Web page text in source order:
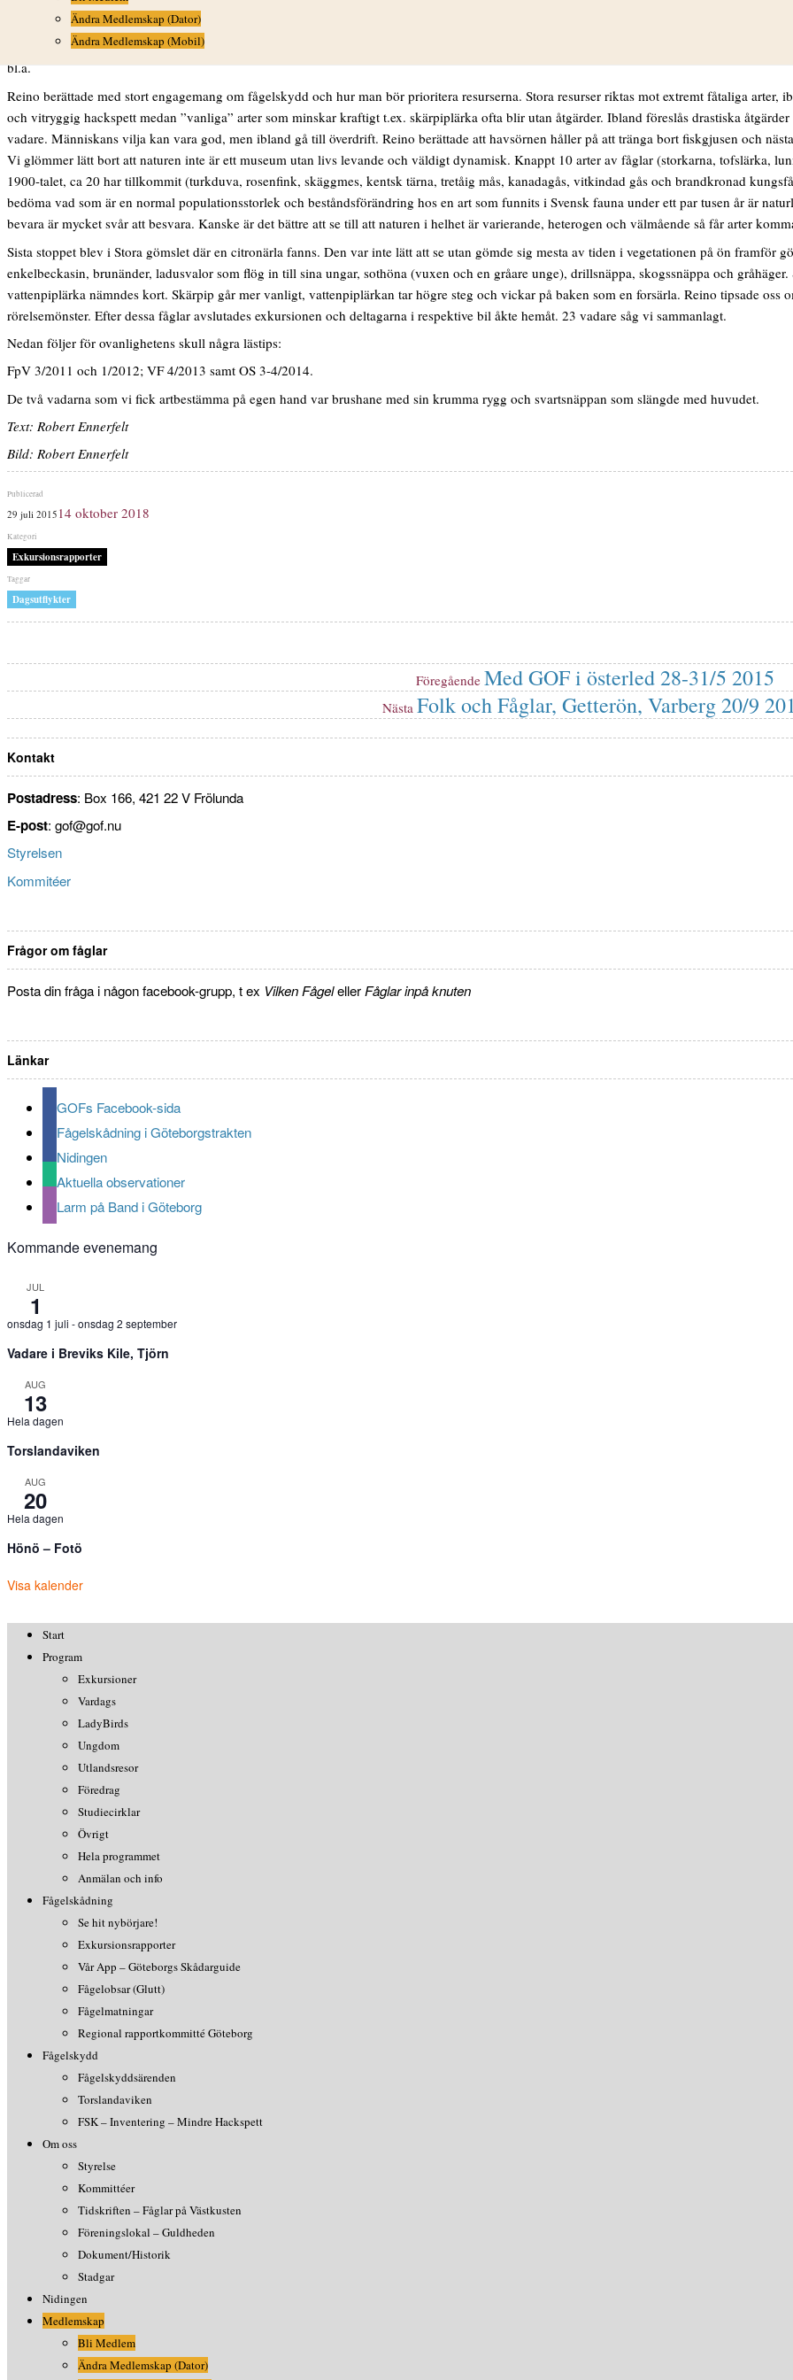
Ändra Medlemskap (Dator)
Ändra Medlemskap (Mobil)
I skydd för regn men inte för blåst tog vi plats i obshuset som nu utrustats med en ramp (för rullstolar?). Reino testade våra kunskaper och
sidan reservatet. De första fåglarna var krumma med böjda ryggar och såg gamla ut. De andra slängde med huvudet när de gick. (vilka det
kärrhökar, ett par kanske, flög utanför reservatet. De vanliga gässen såg vi också samt skärfläckor, gluttsnäppor, strandskator, ljungpipare,
bl.a.
Reino berättade med stort engagemang om fågelskydd och hur man bör prioritera resurserna. Stora resurser riktas mot extremt fåtaliga arter,
och vitryggig hackspett medan ”vanliga” arter som minskar kraftigt t.ex. skärpiplärka ofta blir utan åtgärder. Ibland föreslås drastiska
vadare. Människans vilja kan vara god, men ibland gå till överdrift. Reino berättade att havsörnen håller på att tränga bort fiskgjusen och
Vi glömmer lätt bort att naturen inte är ett museum utan livs levande och väldigt dynamisk. Knappt 10 arter av fåglar (storkarna, tofslärka,
1900-talet, ca 20 har tillkommit (turkduva, rosenfink, skäggmes, kentsk tärna, tretåig mås, kanadagås, vitkindad gås och brandkronad
bedöma vad som är en normal populationsstorlek och beståndsförändring hos en art som funnits i Svensk fauna under ett par tusen år är
bevara är mycket svår att besvara. Kanske är det bättre att se till att naturen i helhet är varierande, heterogen och välmående så får arter
Sista stoppet blev i Stora gömslet där en citronärla fanns. Den var inte lätt att se utan gömde sig mesta av tiden i vegetationen på ön framför
enkelbeckasin, brunänder, ladusvalor som flög in till sina ungar, sothöna (vuxen och en gråare unge), drillsnäppa, skogssnäppa och
vattenpiplärka nämndes kort. Skärpip går mer vanligt, vattenpiplärkan tar högre steg och vickar på baken som en forsärla. Reino tipsade oss
rörelsemönster. Efter dessa fåglar avslutades exkursionen och deltagarna i respektive bil åkte hemåt. 23 vadare såg vi sammanlagt.
Nedan följer för ovanlighetens skull några lästips:
FpV 3/2011 och 1/2012; VF 4/2013 samt OS 3-4/2014.
De två vadarna som vi fick artbestämma på egen hand var brushane med sin krumma rygg och svartsnäppan som slängde med huvudet.
Text: Robert Ennerfelt
Bild: Robert Ennerfelt
Publicerat
den
29 juli 2015 14 oktober 2018
Kategorier
Exkursionsrapporter
Etiketter
Dagsutflykter
Föregående Föregående
inlägg:
Med GOF i österled 28-31/5 2015
Nästa Nästa
inlägg:
Folk och Fåglar, Getterön, Varberg 20/9
Kontakt
Postadress: Box 166, 421 22 V Frölunda
E-post: gof@gof.nu
Styrelsen
Kommitéer
Frågor om fåglar
Posta din fråga i någon facebook-grupp, t ex Vilken Fågeleller Fåglar inpå knuten
Länkar
GOFs Facebook-sida
Fågelskådning i Göteborgstrakten
Nidingen
Aktuella observationer
Larm på Band i Göteborg
Kommande evenemang
JUL
1
onsdag 1 juli -onsdag 2 september
Vadare i Breviks Kile, Tjörn
AUG
13
Hela dagen
Torslandaviken
AUG
20
Hela dagen
Hönö – Fotö
Visa kalender
Start
Program
Exkursioner
Vardags
LadyBirds
Ungdom
Utlandsresor
Föredrag
Studiecirklar
Övrigt
Hela programmet
Anmälan och info
Fågelskådning
Se hit nybörjare!
Exkursionsrapporter
Vår App – Göteborgs Skådarguide
Fågelobsar (Glutt)
Fågelmatningar
Regional rapportkommitté Göteborg
Fågelskydd
Fågelskyddsärenden
Torslandaviken
FSK – Inventering – Mindre Hackspett
Om oss
Styrelse
Kommittéer
Tidskriften – Fåglar på Västkusten
Föreningslokal – Guldheden
Dokument/Historik
Stadgar
Nidingen
Medlemskap
Bli Medlem
Ändra Medlemskap (Dator)